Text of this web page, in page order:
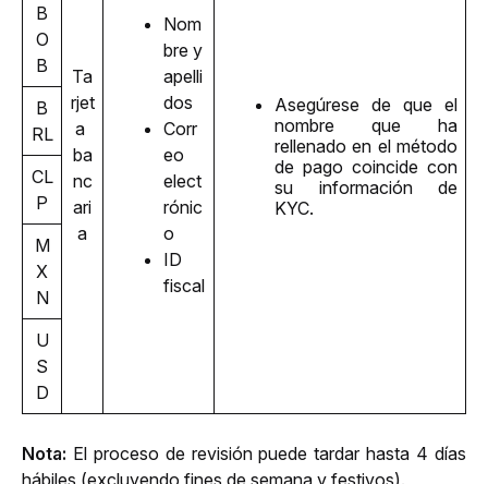
Ta
rjet
a
ba
nc
ari
a
Nom
bre y
apelli
dos
Corr
eo
elect
rónic
o
ID
fiscal
Asegúrese de que el
nombre que ha
rellenado en el método
de pago coincide con
su información de
KYC.
B
O
B
B
RL
CL
P
M
X
N
U
S
D
Nota: El proceso de revisión puede tardar hasta 4 días
hábiles (excluyendo fines de semana y festivos).